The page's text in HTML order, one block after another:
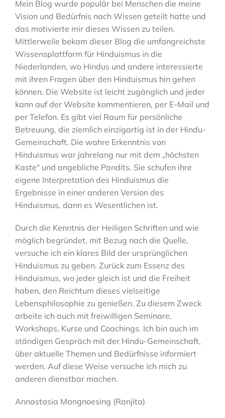
Mein Blog wurde populär bei Menschen die meine
Vision und Bedürfnis nach Wissen geteilt hatte und
das motivierte mir dieses Wissen zu teilen.
Mittlerweile bekam dieser Blog die umfangreichste
Wissensplattform für Hinduismus in die
Niederlanden, wo Hindus und andere interessierte
mit ihren Fragen über den Hinduismus hin gehen
können. Die Website ist leicht zugänglich und jeder
kann auf der Website kommentieren, per E-Mail und
per Telefon. Es gibt viel Raum für persönliche
Betreuung, die ziemlich einzigartig ist in der Hindu-
Gemeinschaft. Die wahre Erkenntnis von
Hinduismus war jahrelang nur mit dem „höchsten
Kaste“ und angebliche Pandits. Sie schufen ihre
eigene Interpretation des Hinduismus die
Ergebnisse in einer anderen Version des
Hinduismus, dann es Wesentlichen ist.
Durch die Kenntnis der Heiligen Schriften und wie
möglich begründet, mit Bezug nach die Quelle,
versuche ich ein klares Bild der ursprünglichen
Hinduismus zu geben. Zurück zum Essenz des
Hinduismus, wo jeder gleich ist und die Freiheit
haben, den Reichtum dieses vielseitige
Lebensphilosophie zu genießen. Zu diesem Zweck
arbeite ich auch mit freiwilligen Seminare,
Workshops, Kurse und Coachings. Ich bin auch im
ständigen Gespräch mit der Hindu-Gemeinschaft,
über aktuelle Themen und Bedürfnisse informiert
werden. Auf diese Weise versuche ich mich zu
anderen dienstbar machen.
Annastasia Mangnoesing (Ranjita)